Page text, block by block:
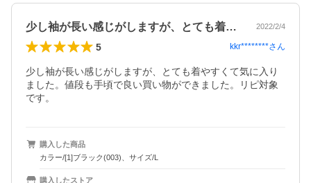
少し袖が長い感じがしますが、とても着や… 2022/2/4
5 kkr********さん
少し袖が長い感じがしますが、とても着やすくて気に入り
ました。値段も手頃で良い買い物ができました。リピ対象
購入した商品
カラー/[1]ブラック(003)、サイズ/L
購入したストア